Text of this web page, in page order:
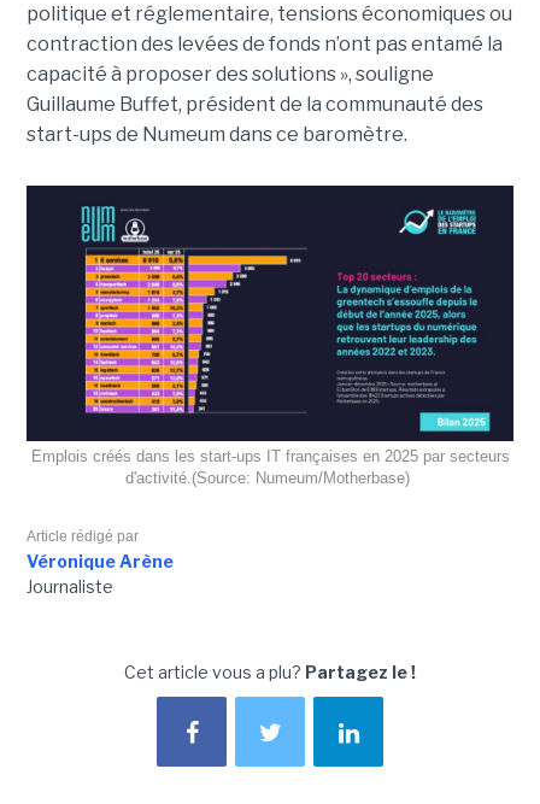
politique et réglementaire, tensions économiques ou
contraction des levées de fonds n’ont pas entamé la
capacité à proposer des solutions », souligne
Guillaume Buffet, président de la communauté des
start-ups de Numeum dans ce baromètre.
Emplois créés dans les start-ups IT françaises en 2025 par secteurs
d'activité.(Source: Numeum/Motherbase)
Article rédigé par
Véronique Arène
Journaliste
Cet article vous a plu? Partagez le !